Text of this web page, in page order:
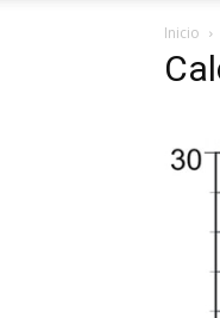
Inicio